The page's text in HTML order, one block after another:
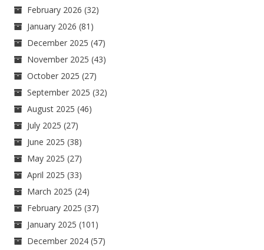
February 2026 (32)
January 2026 (81)
December 2025 (47)
November 2025 (43)
October 2025 (27)
September 2025 (32)
August 2025 (46)
July 2025 (27)
June 2025 (38)
May 2025 (27)
April 2025 (33)
March 2025 (24)
February 2025 (37)
January 2025 (101)
December 2024 (57)